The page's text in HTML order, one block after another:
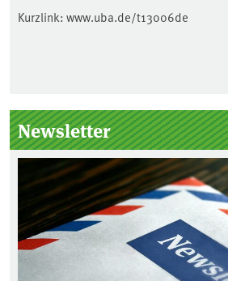
Kurzlink: www.uba.de/t13006de
Seitenleiste
Newsletter